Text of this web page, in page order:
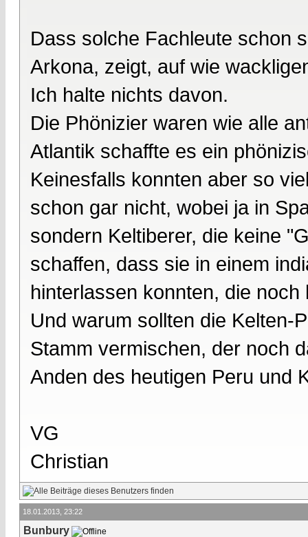
Dass solche Fachleute schon
Arkona, zeigt, auf wie
Ich halte nichts davon.
Die Phönizier waren wie alle
Atlantik schaffte es ein
Keinesfalls konnten aber so
schon gar nicht, wobei ja in
sondern Keltiberer, die keine
schaffen, dass sie in einem
hinterlassen konnten, die
Und warum sollten die Kelten-
Stamm vermischen, der noch
Anden des heutigen Peru und
VG
Christian
18.01.2013, 23:22
Bunbury